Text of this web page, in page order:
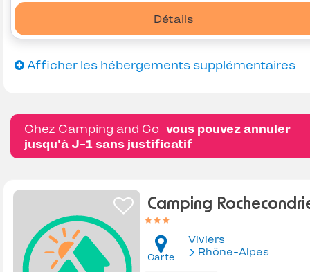
Détails
Afficher les hébergements supplémentaires
Chez Camping and Co vous pouvez annuler
jusqu'à J-1 sans justificatif
Camping
Carte
Viviers
Rhône-Alpes